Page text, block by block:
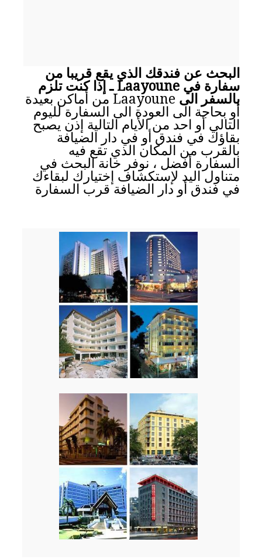
البحث عن فندقك الذي يقع قريبا من
سفارة في Laayoune ـ إذا كنت تلزم
بالسفر الى
Laayoune من أماكن بعيدة
أو بحاجة الى العودة الى السفارة لليوم
التالي أو احد من الأيام التالية إذن يصبح
بقاؤك في فندق أو في دار الضيافة
بالقرب من المكان الذي تقع فيه
السفارة أفضل ، نوفر خانة البحث في
متناول اليد لإستكشاف إختيارك لبقاءك
في فندق أو دار الضيافة قرب السفارة